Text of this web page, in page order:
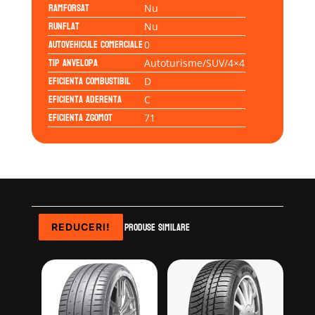
Ramforsat Nu
Runflat Nu
Autovehicule comerciale0
Tip anvelopa Autoturisme/SUV/4×4
Eficienta Combustibil D
Eficienta Aderenta C
Eficienta Zgomot 71
Produse similare
REDUCERI!
REDUCERI!
REDUCERI!